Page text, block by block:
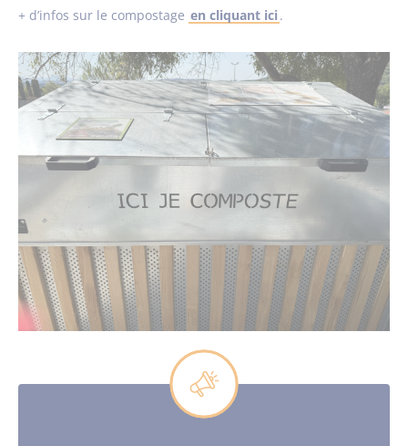
+ d’infos sur le compostage en cliquant ici .